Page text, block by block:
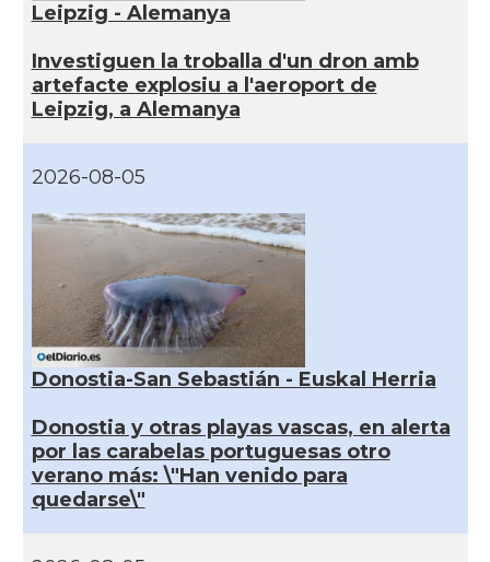
Leipzig - Alemanya
Investiguen la troballa d'un dron amb
artefacte explosiu a l'aeroport de
Leipzig, a Alemanya
2026-08-05
Donostia-San Sebastián - Euskal Herria
Donostia y otras playas vascas, en alerta
por las carabelas portuguesas otro
verano más: \"Han venido para
quedarse\"